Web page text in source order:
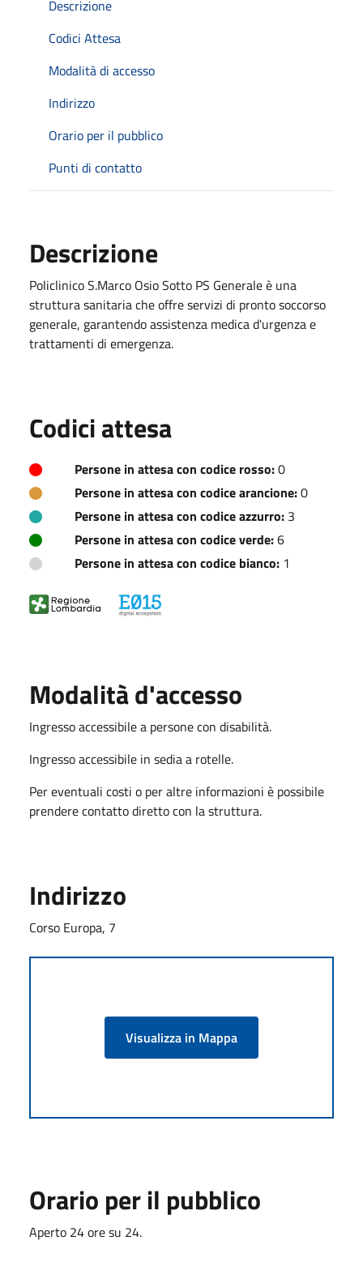
Descrizione
Codici Attesa
Modalità di accesso
Indirizzo
Orario per il pubblico
Punti di contatto
Descrizione
Policlinico S.Marco Osio Sotto PS Generale è una
struttura sanitaria che offre servizi di pronto soccorso
generale, garantendo assistenza medica d'urgenza e
trattamenti di emergenza.
Codici attesa
Persone in attesa con codice rosso:0
Persone in attesa con codice arancione:0
Persone in attesa con codice azzurro: 3
Persone in attesa con codice verde:6
Persone in attesa con codice bianco: 1
Modalità d'accesso
Ingresso accessibile a persone con disabilità.
Ingresso accessibile in sedia a rotelle.
Per eventuali costi o per altre informazioni è possibile
prendere contatto diretto con la struttura.
Indirizzo
Corso Europa, 7
Visualizza in Mappa
Orario per il pubblico
Aperto 24 ore su 24.